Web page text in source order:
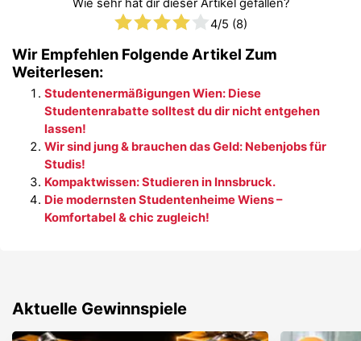
Wie sehr hat dir dieser Artikel gefallen?
4/5 (8)
Wir Empfehlen Folgende Artikel Zum
Weiterlesen:
Studentenermäßigungen Wien: Diese
Studentenrabatte solltest du dir nicht entgehen
lassen!
Wir sind jung & brauchen das Geld: Nebenjobs für
Studis!
Kompaktwissen: Studieren in Innsbruck.
Die modernsten Studentenheime Wiens –
Komfortabel & chic zugleich!
Aktuelle Gewinnspiele